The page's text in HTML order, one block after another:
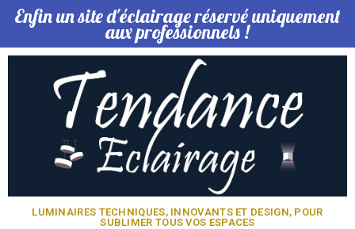
Enfin un site d'éclairage réservé uniquement
aux professionnels !
LUMINAIRES TECHNIQUES, INNOVANTS ET DESIGN, POUR
SUBLIMER TOUS VOS ESPACES​